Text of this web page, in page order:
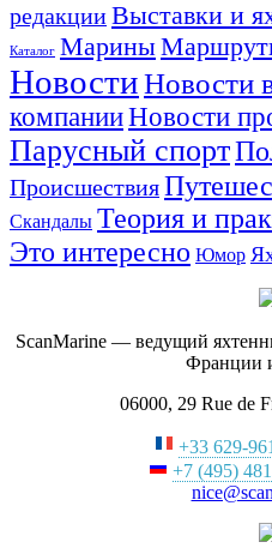
редакцииВыставки и
Каталог Марины
НовостиНовости
компанииНовости
Парусный спорт
Происшествия
Скандалы Теория и
Это интересно Юмор
ScanMarine — ведущий
Франции
06000, 29 Rue de
+33 629-
+7 (495)